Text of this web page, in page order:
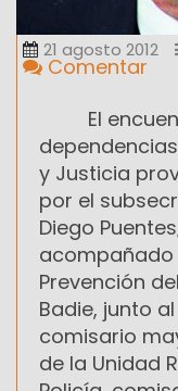
21 agosto 2012
Comentar
El
y Justicia
por el
Diego
Prevención
Badie, junto
comisario
de la Unidad